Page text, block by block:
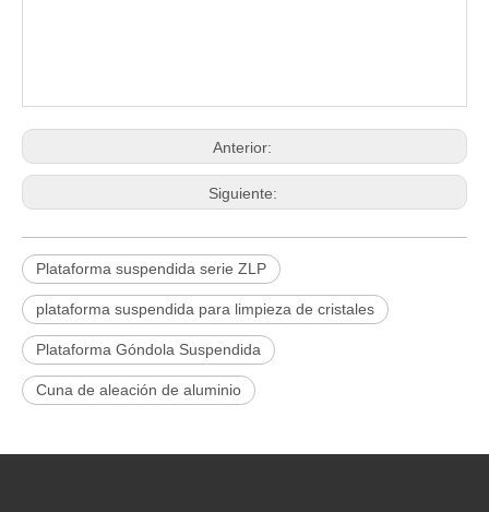
Anterior:
Siguiente:
Plataforma suspendida serie ZLP
plataforma suspendida para limpieza de cristales
Plataforma Góndola Suspendida
Cuna de aleación de aluminio